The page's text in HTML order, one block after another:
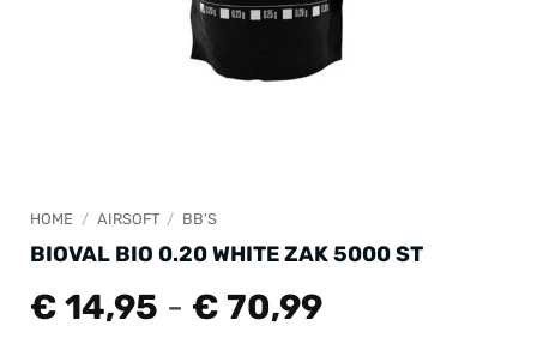
HOME / AIRSOFT / BB'S
BIOVAL BIO 0.20 WHITE ZAK 5000 ST
€ 14,95 - € 70,99Prijsklasse: